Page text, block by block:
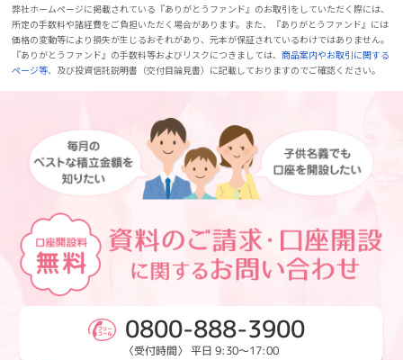
弊社ホームページに掲載されている『ありがとうファンド』のお取引をしていただく際には、
所定の手数料や諸経費をご負担いただく場合があります。また、『ありがとうファンド』には
価格の変動等により損失が生じるおそれがあり、元本が保証されているわけではありません。
『ありがとうファンド』の手数料等およびリスクにつきましては、商品案内やお取引に関する
ページ等、及び投資信託説明書（交付目論見書）に記載しておりますのでご確認ください。
0800-888-3900
〈受付時間〉 平日 9:30～17:00